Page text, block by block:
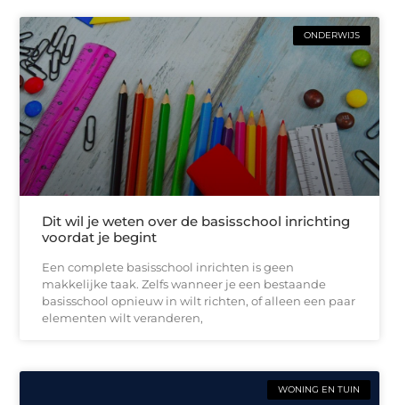
ONDERWIJS
Dit wil je weten over de basisschool inrichting
voordat je begint
Een complete basisschool inrichten is geen
makkelijke taak. Zelfs wanneer je een bestaande
basisschool opnieuw in wilt richten, of alleen een paar
elementen wilt veranderen,
WONING EN TUIN